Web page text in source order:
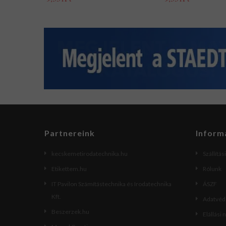
Partnereink
kecskemetirodatechnika.hu
Etikettem.hu
IT Pavilon Számítástechnika és Irodatechnika
Kft.
Beszerzek.hu
Rólunk
ÁSZF
Elállási